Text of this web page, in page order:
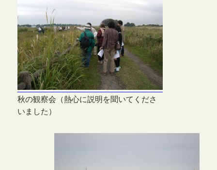
秋の観察会（熱心に説明を聞いてくださ
いました）